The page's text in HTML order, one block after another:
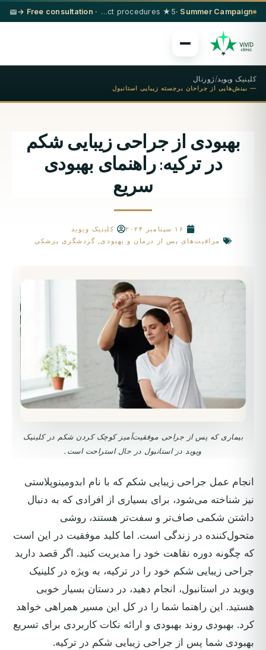
Summer Campaign ·
5★ hotel + VIP transfer on select procedures
· Free consultation →
کلینیک ویوید/ژورنال
— بینش‌هایی از جراحان برجسته زیبایی استانبول
بهبودی از جراحی زیبایی شکم
در ترکیه: راهنمای بهبودی
سریع
۱۶ سپتامبر ۲۰۲۴
کلینیک ویوید
مراقبت‌های پس از درمان و بهبودی, گردشگری پزشکی
بیماری که پس از جراحی موفقیت‌آمیز کوچک کردن شکم در کلینیک
ویوید در استانبول در حال استراحت است.
انجام عمل جراحی زیبایی شکم که با نام ابدومینوپلاستی
نیز شناخته می‌شود، برای بسیاری از افرادی که به دنبال
داشتن شکمی صاف‌تر و سفت‌تر هستند، روشی
متحول‌کننده در زندگی است. اما کلید موفقیت در این است
که چگونه دوره نقاهت خود را مدیریت کنید. اگر قصد دارید
جراحی زیبایی شکم خود را در ترکیه، به ویژه در کلینیک
ویوید در استانبول، انجام دهید، در دستان بسیار خوبی
هستید. این راهنما شما را در کل این مسیر همراهی خواهد
کرد. بهبودی روند بهبودی و ارائه نکات کاربردی برای تسریع
بهبودی شما پس از جراحی زیبایی شکم در ترکیه.